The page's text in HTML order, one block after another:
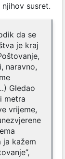
susret.
da se
je kraj
naravno,
Gledao
metra
vrijeme,
ja kažem